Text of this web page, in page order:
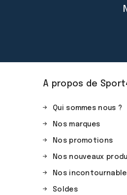
À propos de
Qui sommes nous ?
Nos marques
Nos promotions
Nos nouveaux
Nos
Soldes